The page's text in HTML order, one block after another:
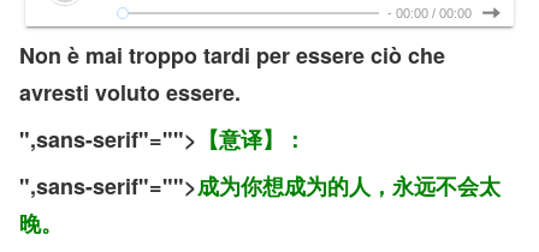
- 00:00 / 00:00
Non è mai troppo tardi per essere ciò che
avresti voluto essere.
",sans-serif"=""> 【意译】：
",sans-serif"="">成为你想成为的人，永远不会太
晚。